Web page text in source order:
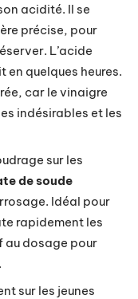
acidité. Il se
précise, pour
L’acide
quelques heures.
car le vinaigre
indésirables et les
sur les
de soude
Idéal pour
rapidement les
au dosage pour
sur les jeunes